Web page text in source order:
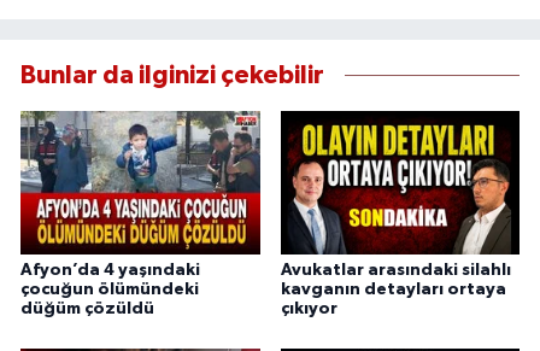
Bunlar da ilginizi çekebilir
Afyon’da 4 yaşındaki
çocuğun ölümündeki
düğüm çözüldü
Avukatlar arasındaki silahlı
kavganın detayları ortaya
çıkıyor